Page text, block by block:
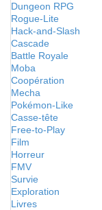
Dungeon RPG
Rogue-Lite
Hack-and-Slash
Cascade
Battle Royale
Moba
Coopération
Mecha
Pokémon-Like
Casse-tête
Free-to-Play
Film
Horreur
FMV
Survie
Exploration
Livres